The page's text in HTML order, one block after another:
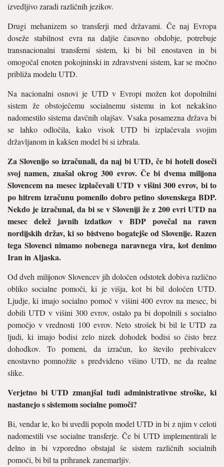
izvedljivo zaradi različnih jezikov.
Drugi mehanizem so transferji med državami. Če naj Evropa
doseže stabilnost evra na daljše časovno obdobje, potrebuje
transnacionalni transferni sistem, ki bi bil enostaven in bi
omogočal enoten pokojninski in zdravstveni sistem, kar se močno
približa modelu UTD.
Na nacionalni osnovi je UTD v Evropi možen kot dopolnilni
sistem že obstoječemu socialnemu sistemu in kot nekakšno
nadomestilo sistema davčnih olajšav. Vsaka posamezna država bi
se lahko odločila, kako visok UTD bi izplačevala svojim
državljanom in kakšen model bi si izbrala.
Za Slovenijo so izračunali, da naj bi UTD, če bi hoteli doseči
svoj namen, znašal okrog 300 evrov. Če bi dvema milijona
Slovencem na mesec izplačevali UTD v višini 300 evrov, bi to
po hitrem izračunu pomenilo dobro petino slovenskega BDP.
Nekdo je izračunal, da bi se v Sloveniji že z 200 evri UTD na
mesec delež javnih izdatkov v BDP povečal na raven
nordijskih držav, ki so bistveno bogatejše od Slovenije. Razen
tega Slovenci nimamo nobenega naravnega vira, kot denimo
Iran in Aljaska.
Od dveh milijonov Slovencev jih določen odstotek dobiva različno
obliko socialne pomoči, ki je višja, kot bi bil določen UTD.
Ljudje, ki imajo socialno pomoč v višini 400 evrov na mesec, bi
dobili UTD v višini 300 evrov, ostalo pa bi dopolnili s socialno
pomočjo v vrednosti 100 evrov. Neto strošek bi bil le UTD za
ljudi, ki imajo bodisi zelo nizek dohodek bodisi so čisto brez
dohodkov. To pomeni, da izračun, ko število prebivalcev
enostavno pomnožite s predvideno višino UTD, ne da realne
slike.
Verjetno bi UTD zmanjšal tudi administrativne stroške, ki
nastanejo s sistemom socialne pomoči?
Bi, vendar le, ko bi uvedli popoln model UTD in bi z njim v celoti
nadomestili vse socialne transferje. Če bi UTD implementirali le
delno in bi vzporedno obstajal še sistem različnih socialnih
pomoči, bi bil ta prihranek zanemarljiv.